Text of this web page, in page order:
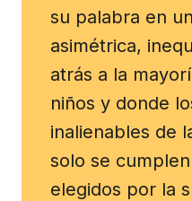
su palabra en
asimétrica,
atrás a la
niños y donde
inalienables de
solo se
elegidos por la